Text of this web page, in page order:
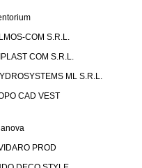
COM S.R.L.
COM S.R.L.
ML S.R.L.
CAD VEST
PROD